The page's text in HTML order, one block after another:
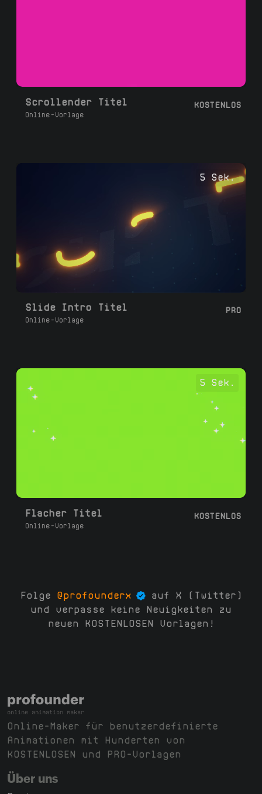
Scrollender Titel
Online-Vorlage
KOSTENLOS
5 Sek.
Slide Intro Titel
Online-Vorlage
PRO
5 Sek.
Flacher Titel
Online-Vorlage
KOSTENLOS
Folge @profounderx
auf X (Twitter)
und verpasse keine Neuigkeiten zu
neuen KOSTENLOSEN Vorlagen!
Online-Maker für benutzerdefinierte
Animationen mit Hunderten von
KOSTENLOSEN und PRO-Vorlagen
Über uns